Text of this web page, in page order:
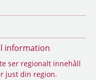
information
ser regionalt innehåll
just din region.